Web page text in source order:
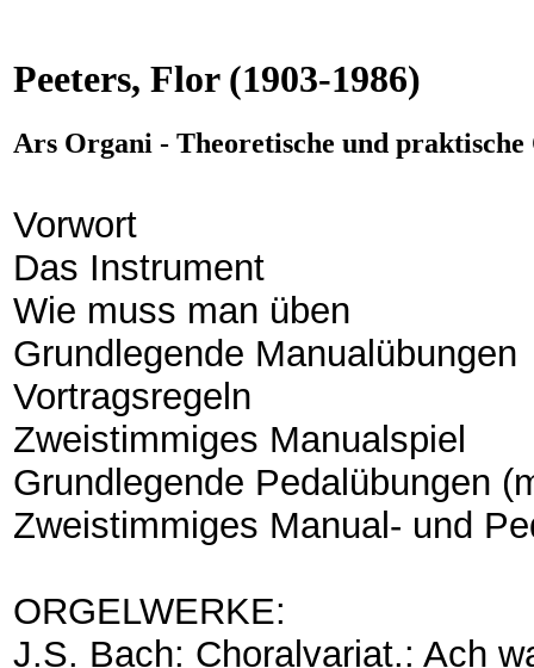
Peeters, Flor(1903-1986)
Ars Organi - Theoretische und praktische
Vorwort
Das Instrument
Wie muss man üben
Grundlegende Manualübungen
Vortragsregeln
Zweistimmiges Manualspiel
Grundlegende Pedalübungen
Zweistimmiges Manual- und
ORGELWERKE:
J.S. Bach: Choralvariat.: Ach